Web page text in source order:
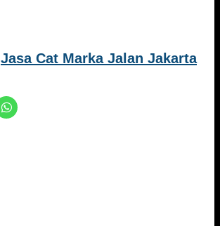
Jasa Cat Marka Jalan Jakarta